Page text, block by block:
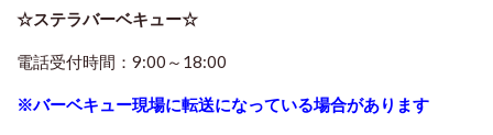
☆ステラバーベキュー☆
電話受付時間：9:00～18:00
※バーベキュー現場に転送になっている場合があります